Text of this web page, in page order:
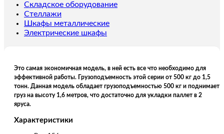
Складское оборудование
Стеллажи
Шкафы металлические
Электрические шкафы
Это самая экономичная модель, в ней есть все что необходимо для
эффективной работы. Грузоподъемность этой серии от 500 кг до 1,5
тонн. Данная модель обладает грузоподъемностью 500 кг и поднимает
груз на высоту 1,6 метров, что достаточно для укладки паллет в 2
яруса.
Характеристики